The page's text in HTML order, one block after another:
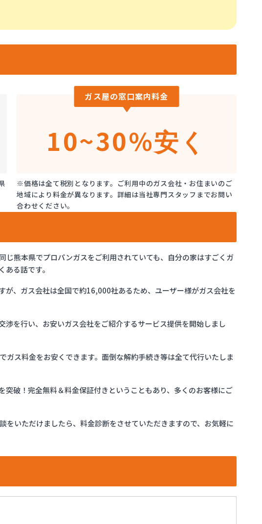
ガス屋の窓口案内料金
10~30%安く
※価格は全て税別となります。ご利用中のガス会社・お住まいのご
地域により料金が異なります。詳細は当社専門スタッフまでお問い
合わせください。
熊本県でプロパンガスをご利用されていても、自分の家はすごくガ
る話です。
が、ガス会社は全国で約16,000社あるため、ユーザー様がガス会社を
を行い、お安いガス会社をご紹介するサービス提供を開始しまし
ス料金をお安くできます。面倒な解約手続き等は全て代行いたしま
破！完全無料＆料金保証付きということもあり、多くのお客様にご
いただけましたら、料金診断をさせていただきますので、お気軽に